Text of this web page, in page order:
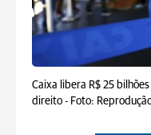
Caixa libera R$ 25
direito - Foto: